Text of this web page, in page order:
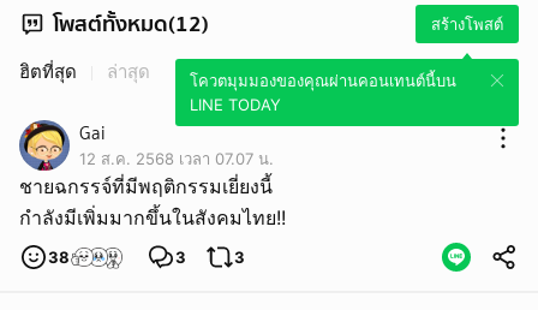
โพสต์ทั้งหมด(12) สร้างโพสต์
โควตมุมมองของคุณผ่านคอนเทนต์นี้บน
LINE TODAY
ฮิตที่สุด ล่าสุด
Gai
12 ส.ค. 2568 เวลา 07.07 น.
ชายฉกรรจ์ที่มีพฤติกรรมเยี่ยงนี้
กำลังมีเพิ่มมากขึ้นในสังคมไทย!!
38 3 3